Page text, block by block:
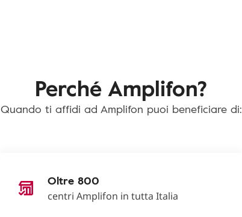
Perché Amplifon?
Quando ti affidi ad Amplifon puoi beneficiare di:
Oltre 800
centri Amplifon in tutta Italia